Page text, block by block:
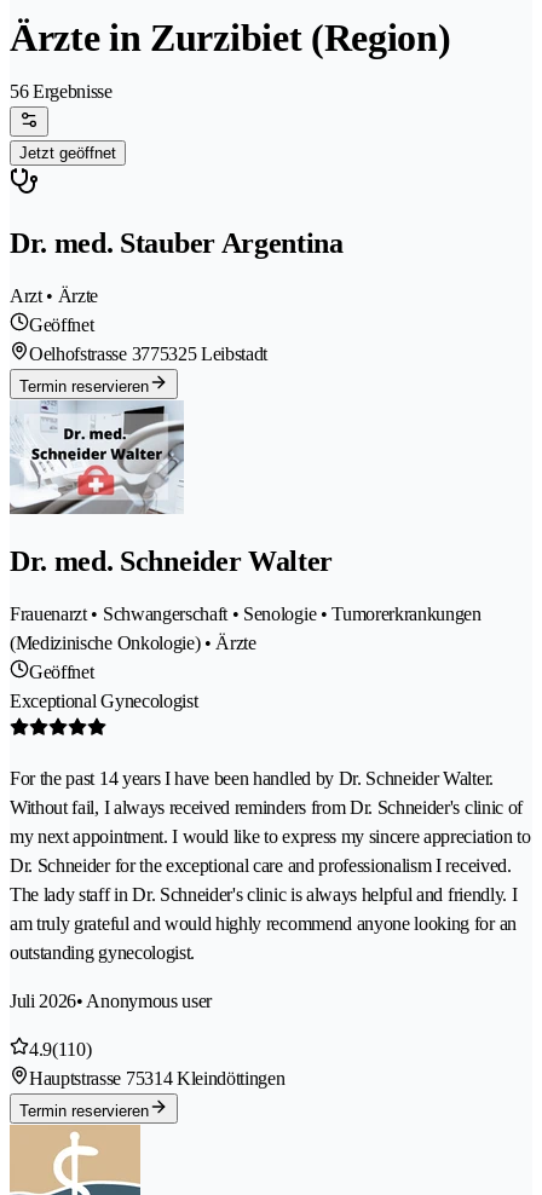
Ärzte in Zurzibiet (Region)
56 Ergebnisse
Jetzt geöffnet
Dr. med. Stauber Argentina
Arzt • Ärzte
Geöffnet
Oelhofstrasse 3775325 Leibstadt
Termin reservieren
Dr. med. Schneider Walter
Frauenarzt • Schwangerschaft • Senologie • Tumorerkrankungen
(Medizinische Onkologie) • Ärzte
Geöffnet
Exceptional Gynecologist
For the past 14 years I have been handled by Dr. Schneider Walter.
Without fail, I always received reminders from Dr. Schneider's clinic of
my next appointment. I would like to express my sincere appreciation to
Dr. Schneider for the exceptional care and professionalism I received.
The lady staff in Dr. Schneider's clinic is always helpful and friendly. I
am truly grateful and would highly recommend anyone looking for an
outstanding gynecologist.
Juli 2026• Anonymous user
4.9(110)
Hauptstrasse 75314 Kleindöttingen
Termin reservieren